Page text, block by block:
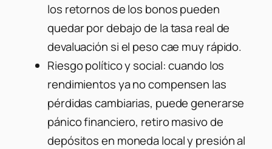
los retornos de los bonos pueden
quedar por debajo de la tasa real de
devaluación si el peso cae muy rápido.
Riesgo político y social: cuando los
rendimientos ya no compensen las
pérdidas cambiarias, puede generarse
pánico financiero, retiro masivo de
depósitos en moneda local y presión al